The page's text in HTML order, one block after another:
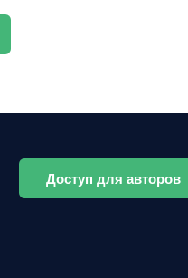
Доступ для авторов